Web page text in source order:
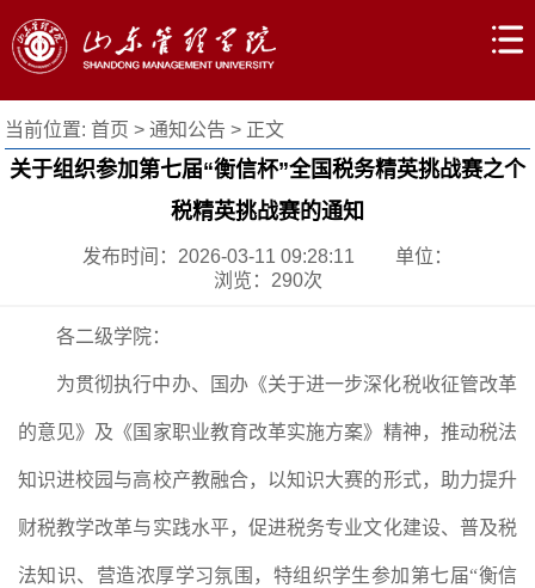
当前位置: 首页 >通知公告> 正文
关于组织参加第七届“衡信杯”全国税务精英挑战赛之个
税精英挑战赛的通知
发布时间：2026-03-11 09:28:11
单位：
浏览： 290次
各二级学院：
为贯彻执行中办、国办《关于进一步深化税收征管改革
的意见》及《国家职业教育改革实施方案》精神，推动税法
知识进校园与高校产教融合，以知识大赛的形式，助力提升
财税教学改革与实践水平，促进税务专业文化建设、普及税
法知识、营造浓厚学习氛围，特组织学生参加第七届“衡信